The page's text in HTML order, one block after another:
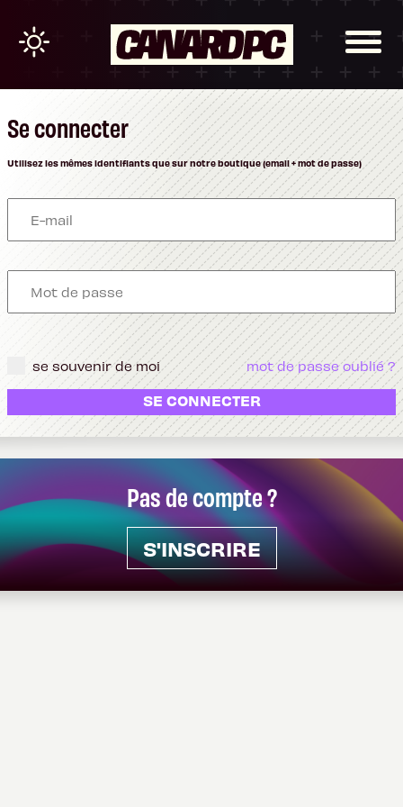
Pas de compte ?
S'INSCRIRE
Se connecter
Utilisez les mêmes identifiants que sur notre boutique (email + mot de passe)
se souvenir de moi mot de passe oublié ?
SE CONNECTER